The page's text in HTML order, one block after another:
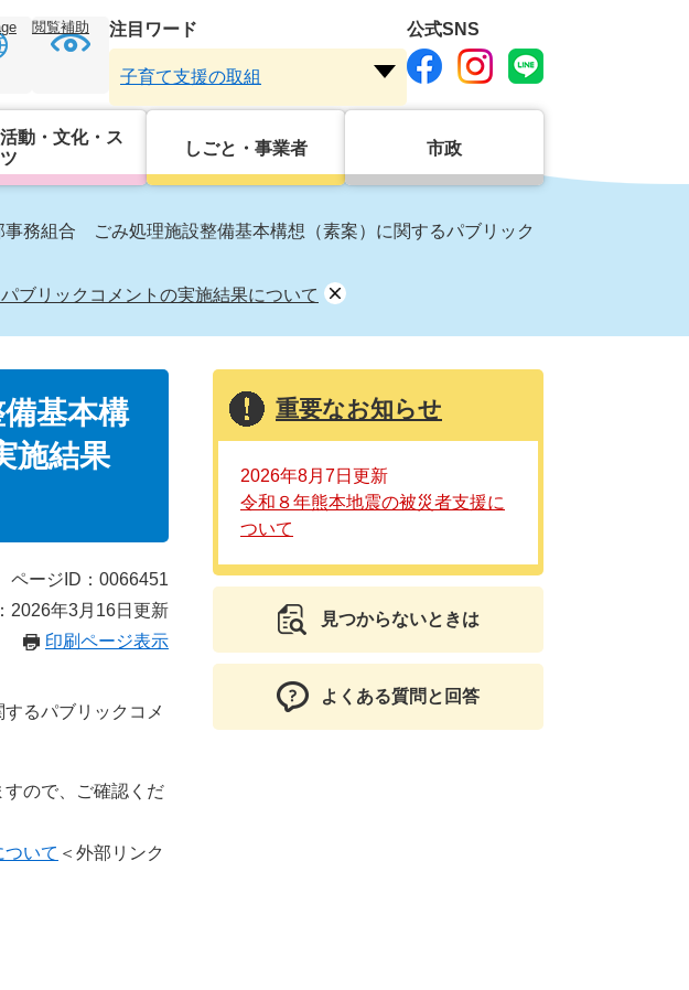
閲覧補助 注目ワード
ー
を
子育て支援の取組
公式SNS
動・文化・ス
しごと・事業者 市政
事務組合 ごみ処理施設整備基本構想（素案）に関するパブリック
ブリックコメントの実施結果について
基本構
施結果
ページID：0066451
2026年3月16日更新
印刷ページ表示
るパブリックコメ
ので、ご確認くだ
ついて ＜外部リンク
重要なお知らせ
2026年8月7日更新
令和８年熊本地震の被災者支援に
ついて
見つからないときは
よくある質問と回答